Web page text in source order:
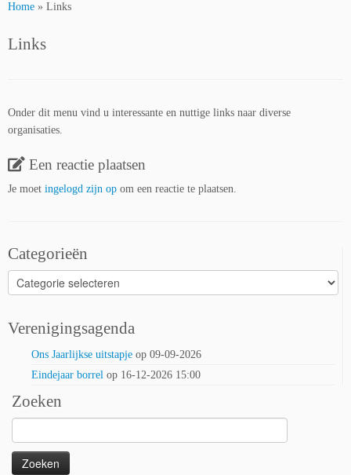
Home » Links
Links
Onder dit menu vind u interessante en nuttige links naar diverse
organisaties.
Een reactie plaatsen
Je moet ingelogd zijn op om een reactie te plaatsen.
Categorieën
Categorieën
Verenigingsagenda
Ons Jaarlijkse uitstapje op 09-09-2026
Eindejaar borrel op 16-12-2026 15:00
Zoeken
naar: